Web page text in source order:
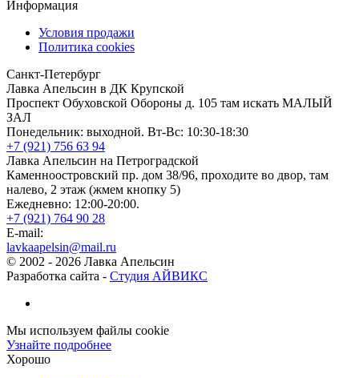
Информация
Условия продажи
Политика cookies
Санкт-Петербург
Лавка Апельсин в ДК Крупской
Проспект Обуховской Обороны д. 105 там искать МАЛЫЙ
ЗАЛ
Понедельник: выходной. Вт-Вс: 10:30-18:30
+7 (921) 756 63 94
Лавка Апельсин на Петроградской
Каменноостровский пр. дом 38/96, проходите во двор, там
налево, 2 этаж (жмем кнопку 5)
Ежедневно: 12:00-20:00.
+7 (921) 764 90 28
E-mail:
lavkaapelsin@mail.ru
© 2002 - 2026 Лавка Апельсин
Разработка сайта - Студия АЙВИКС
Мы используем файлы cookie
Узнайте подробнее
Хорошо